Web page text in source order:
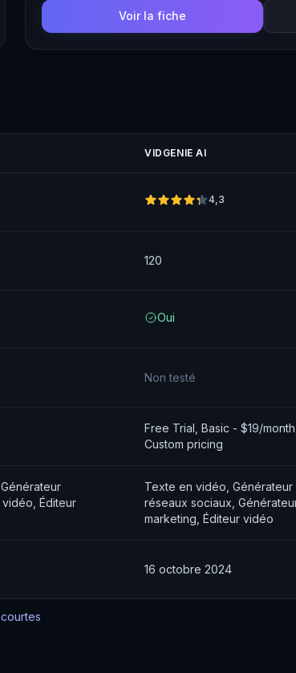
Voir la fiche
VIDGENIE AI
4,3
120
Oui
Non testé
Free Trial, Basic - $19/
Custom pricing
Éditeur
Texte en vidéo,
réseaux sociaux,
marketing, Éditeur vidéo
16 octobre 2024